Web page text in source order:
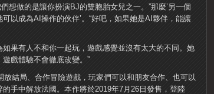
想做的是讓你扮演BJ的雙胞胎女兒之一。”那麼’另一個
以成為AI操作的伙伴’。“好吧，如果她是AI夥伴，能讓
果有人不和你一起玩，遊戲感覺並沒有太大的不同。她
戲體驗不會徹底改變。”
結局、合作冒險遊戲，玩家們可以和朋友合作、也可以
手中解放法國。本作將於2019年7月26日發售，登陸